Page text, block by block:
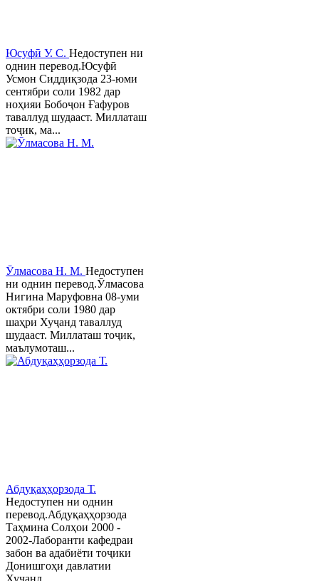
Юсуфӣ У. C. Недоступен ни
однин перевод.Юсуфӣ
Усмон Сиддиқзода 23-юми
сентябри соли 1982 дар
ноҳияи Бобоҷон Ғафуров
таваллуд шудааст. Миллаташ
тоҷик, ма...
Ӯлмасова Н. М. Недоступен
ни однин перевод.Ӯлмасова
Нигина Маруфовна 08-уми
октябри соли 1980 дар
шаҳри Хуҷанд таваллуд
шудааст. Миллаташ тоҷик,
маълумоташ...
Абдуқаҳҳорзода Т.
Недоступен ни однин
перевод.Абдуқаҳҳорзода
Таҳмина Солҳои 2000 -
2002-Лаборанти кафедраи
забон ва адабиёти тоҷики
Донишгоҳи давлатии